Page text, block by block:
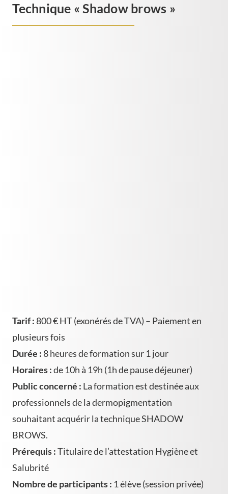
Technique « Shadow brows »
Tarif : 800 € HT (exonérés de TVA) – Paiement en
plusieurs fois
Durée : 8 heures de formation sur 1 jour
Horaires :de 10h à 19h (1h de pause déjeuner)
Public concerné : La formation est destinée aux
professionnels de la dermopigmentation
souhaitant acquérir la technique SHADOW
BROWS.
Prérequis :Titulaire de l’attestation Hygiène et
Salubrité
Nombre de participants : 1 élève (session privée)